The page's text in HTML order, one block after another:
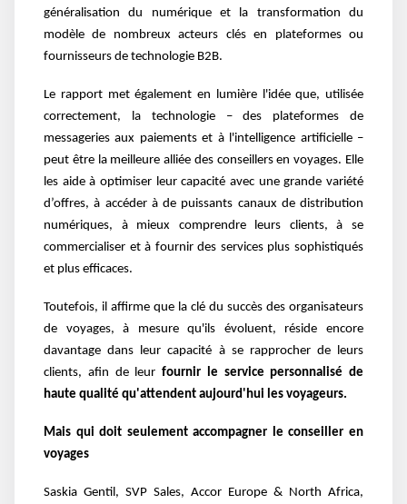
généralisation du numérique et la transformation du
modèle de nombreux acteurs clés en plateformes ou
fournisseurs de technologie B2B.
Le rapport met également en lumière l'idée que, utilisée
correctement, la technologie – des plateformes de
messageries aux paiements et à l'intelligence artificielle –
peut être la meilleure alliée des conseillers en voyages. Elle
les aide à optimiser leur capacité avec une grande variété
d’offres, à accéder à de puissants canaux de distribution
numériques, à mieux comprendre leurs clients, à se
commercialiser et à fournir des services plus sophistiqués
et plus efficaces.
Toutefois, il affirme que la clé du succès des organisateurs
de voyages, à mesure qu'ils évoluent, réside encore
davantage dans leur capacité à se rapprocher de leurs
clients, afin de leur fournir le service personnalisé de
haute qualité qu'attendent aujourd'hui les voyageurs.
Mais qui doit seulement accompagner le conseiller en
voyages
Saskia Gentil, SVP Sales, Accor Europe & North Africa,